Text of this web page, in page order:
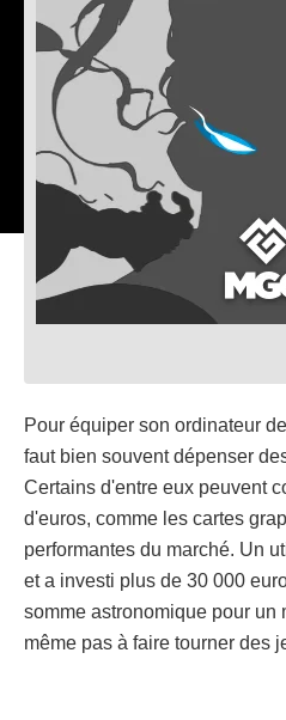
Pour équiper son ordinateur
faut bien souvent dépenser
Certains d'entre eux peuvent
d'euros, comme les cartes
performantes du marché. Un
et a investi plus de 30 000
somme astronomique pour un
même pas à faire tourner des